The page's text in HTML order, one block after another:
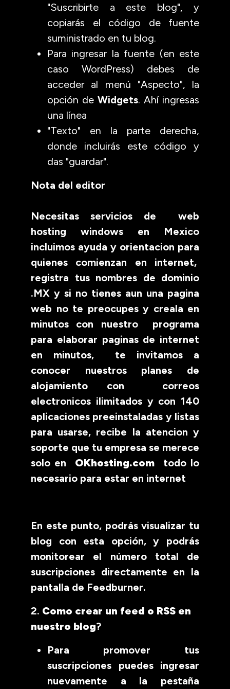
"Suscribirte a este blog", y
copiarás el código de fuente
suministrado en tu blog.
Para ingresar la fuente (en este
caso WordPress) debes de
acceder al menú "Aspecto", la
opción de Widgets. Ahí ingresas
una línea
"Texto" en la parte derecha,
donde incluirás este código y
das "guardar".
Nota del editor
Necesitas servicios de web
hosting windows en Mexico
incluimos ayuda y orientacion para
quienes comienzan en internet,
registra tus nombres de dominio
.MX y si no tienes aun una pagina
web no te preocupes y creala en
minutos con nuestro programa
para elaborar paginas de internet
en minutos, te invitamos a
conocer nuestros planes de
alojamiento con correos
electronicos ilimitados y con 140
aplicaciones preeinstaladas y listas
para usarse, recibe la atencion y
soporte que tu empresa se merece
solo en
OKhosting.com todo lo
necesario para estar en internet
En este punto, podrás visualizar tu
blog con esta opción, y podrás
monitorear el número total de
suscripciones directamente en la
pantalla de Feedburner.
2. Como crear un feed o RSS en
nuestro blog?
Para promover tus
suscripciones puedes ingresar
nuevamente a la pestaña